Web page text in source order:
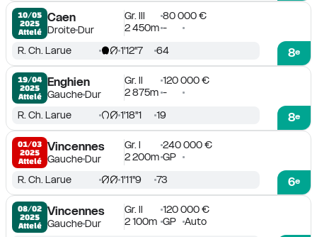
10/05
2025
Attelé
Caen
DroiteDur
Gr. III
80 000 €
2 450m -
8e
R. Ch. Larue 1'12''7 64
19/04
2025
Attelé
Enghien
GaucheDur
Gr. II
120 000 €
2 875m -
8e
R. Ch. Larue 1'18''1 19
01/03
2025
Attelé
Vincennes
GaucheDur
Gr. I
240 000 €
2 200m GP
6e
R. Ch. Larue 1'11''9 73
08/02
2025
Attelé
Vincennes
GaucheDur
Gr. II
120 000 €
2 100m GP Auto